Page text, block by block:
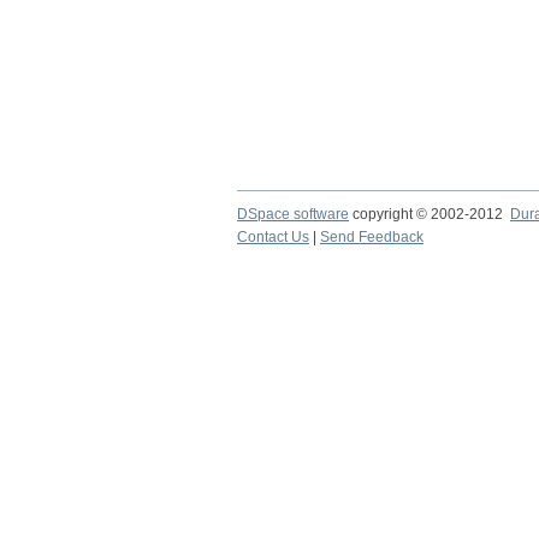
DSpace software copyright © 2002-2012
Contact Us
Send Feedback